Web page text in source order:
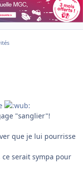
"sanglier"!
que je lui pourrisse
serait sympa pour